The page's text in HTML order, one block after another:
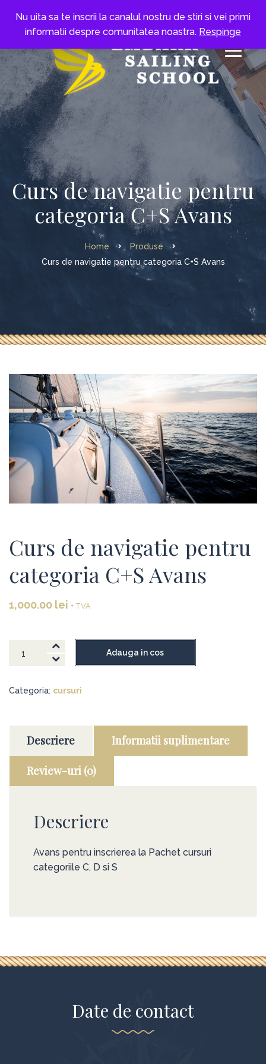
Curs de navigatie pentru
categoria C+S Avans
Home
Produse
Curs de navigatie pentru categoria C+S Avans
Curs de navigatie pentru
categoria C+S Avans
1,000.00 lei + TVA
Cantitate
navigatie
Adauga in cos
Categoria: cursuri
Descriere Informatii suplimentare
Review-uri (0)
Descriere
Avans pentru inscrierea la Pachet cursuri
categoriile C, D si S
Date de contact
Nu uita sa te inscrii la canalul nostru de stiri si vei primi
informatii despre comunitatea noastra. Respinge